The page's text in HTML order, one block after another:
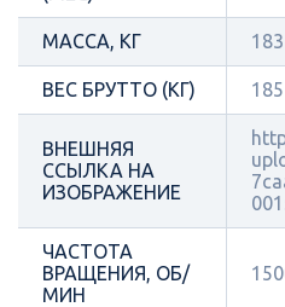
МАССА, КГ 183
ВЕС БРУТТО (КГ) 185
ВНЕШНЯЯ
ССЫЛКА НА
ИЗОБРАЖЕНИЕ
ЧАСТОТА
ВРАЩЕНИЯ, ОБ/
МИН